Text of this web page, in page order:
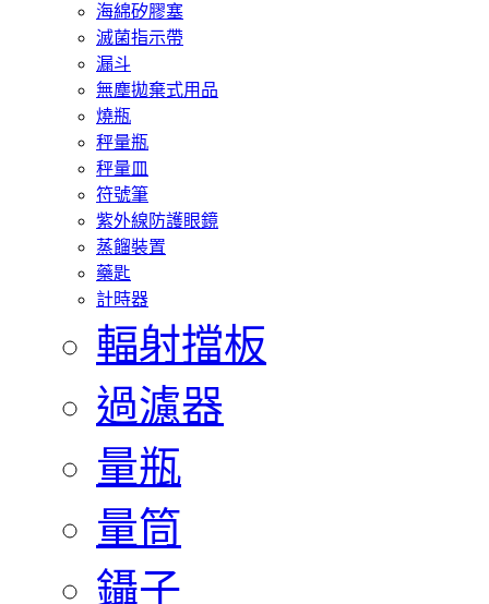
海綿矽膠塞
滅菌指示帶
漏斗
無塵拋棄式用品
燒瓶
秤量瓶
秤量皿
符號筆
紫外線防護眼鏡
蒸餾裝置
藥匙
計時器
輻射擋板
過濾器
量瓶
量筒
鑷子